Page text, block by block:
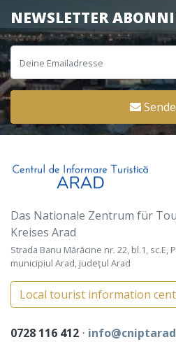
NEWSLETTER
Das Nationale Zentrum für
Kreises Arad
Strada Banu Mărăcine nr. 22, bl.1, sc.E,
municipiul Arad, județul Arad
Local tourist information
0728 116 412 ⋅